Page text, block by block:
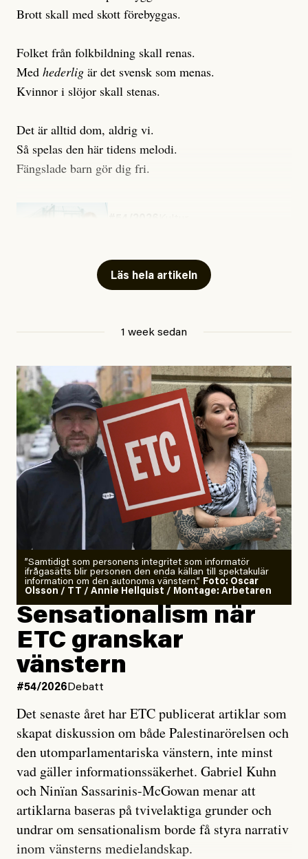
Brott skall med skott förebyggas.
Folket från folkbildning skall renas.
Med hederlig är det svensk som menas.
Kvinnor i slöjor skall stenas.
Det är alltid dom, aldrig vi.
Så spelas den här tidens melodi.
Fängslade barn gör dig fri.
Läs hela artikeln
1 week sedan
”Samtidigt som personens integritet som informatör
ifrågasätts blir personen den enda källan till spektakulär
information om den autonoma vänstern.” Foto: Oscar
Olsson / TT / Annie Hellquist / Montage: Arbetaren
Sensationalism när
ETC granskar
vänstern
#54/2026 Debatt
Det senaste året har ETC publicerat artiklar som
skapat diskussion om både Palestinarörelsen och
den utomparlamentariska vänstern, inte minst
vad gäller informationssäkerhet. Gabriel Kuhn
och Ninïan Sassarinis-McGowan menar att
artiklarna baseras på tvivelaktiga grunder och
undrar om sensationalism borde få styra narrativ
inom vänsterns medielandskap.